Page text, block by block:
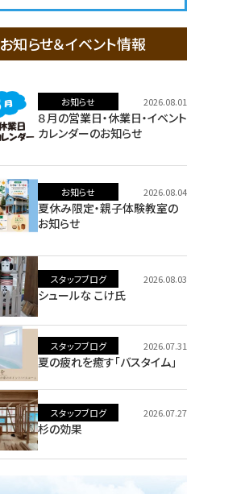
お知らせ＆イベント情報
お知らせ 2026.08.01
８月の営業日・休業日・イベント
カレンダーのお知らせ
お知らせ 2026.08.04
夏休み限定・親子体験教室の
お知らせ
スタッフブログ 2026.08.03
シュールな こけ氏
スタッフブログ 2026.07.31
夏の疲れを癒す「バスタイム」
スタッフブログ 2026.07.27
杉の効果